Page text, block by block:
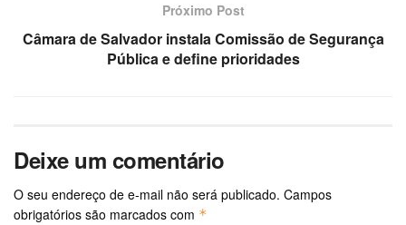
Próximo Post
Câmara de Salvador instala Comissão de Segurança
Pública e define prioridades
Deixe um comentário
O seu endereço de e-mail não será publicado. Campos
obrigatórios são marcados com *